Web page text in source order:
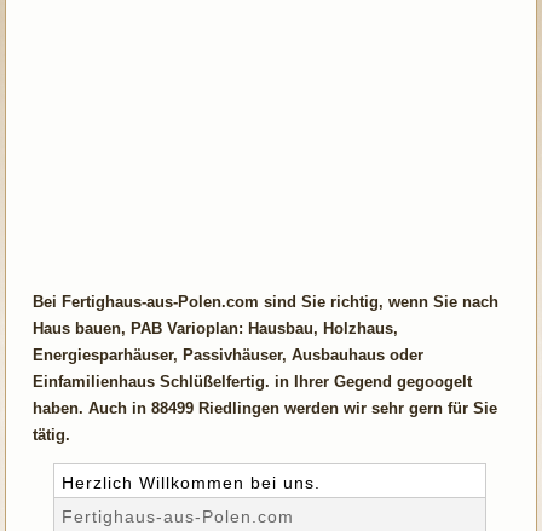
Bei Fertighaus-aus-Polen.com sind Sie richtig, wenn Sie nach
Haus bauen, PAB Varioplan: Hausbau, Holzhaus,
Energiesparhäuser, Passivhäuser, Ausbauhaus oder
Einfamilienhaus Schlüßelfertig. in Ihrer Gegend gegoogelt
haben. Auch in 88499 Riedlingen werden wir sehr gern für Sie
tätig.
Herzlich Willkommen bei uns.
Fertighaus-aus-Polen.com